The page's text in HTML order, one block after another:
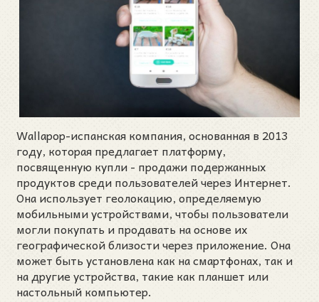
Wallapop-испанская компания, основанная в 2013
году, которая предлагает платформу,
посвященную купли - продажи подержанных
продуктов среди пользователей через Интернет.
Она использует геолокацию, определяемую
мобильными устройствами, чтобы пользователи
могли покупать и продавать на основе их
географической близости через приложение. Она
может быть установлена как на смартфонах, так и
на другие устройства, такие как планшет или
настольный компьютер.